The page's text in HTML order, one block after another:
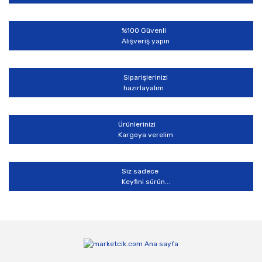
Ürün fiyatı diğer sitelerden daha pahalı.
Bu ürüne benzer farklı alternatifler olmalı.
Gönder
%100 Güvenli
Alışveriş yapın
Siparişlerinizi
hazırlayalım
Ürünlerinizi
Kargoya verelim
Siz sadece
Keyfini sürün...